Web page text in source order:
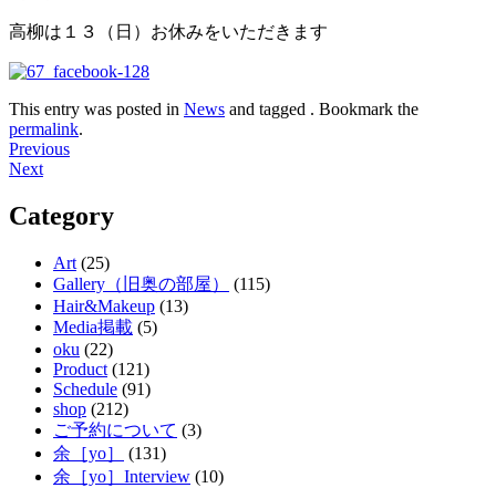
高柳は１３（日）お休みをいただきます
This entry was posted in News and tagged . Bookmark the
permalink.
Post
navigation
Previous
Next
Category
Art (25)
Gallery（旧奥の部屋）
(115)
Hair&Makeup (13)
Media掲載 (5)
oku (22)
Product (121)
Schedule (91)
shop (212)
ご予約について (3)
余［yo］
(131)
余［yo］Interview (10)